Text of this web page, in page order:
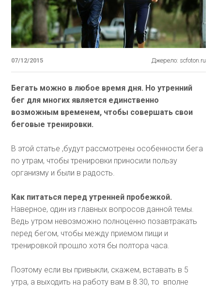
07/12/2015 Джерело: scfoton.ru
Бегать можно в любое время дня. Но утренний
бег для многих является единственно
возможным временем, чтобы совершать свои
беговые тренировки.
В этой статье ,будут рассмотрены особенности бега
по утрам, чтобы тренировки приносили пользу
организму и были в радость.
Как питаться перед утренней пробежкой.
Наверное, один из главных вопросов данной темы.
Ведь утром невозможно полноценно позавтракать
перед бегом, чтобы между приемом пищи и
тренировкой прошло хотя бы полтора часа.
Поэтому если вы привыкли, скажем, вставать в 5
утра, а выходить на работу вам в 8.30, то вполне